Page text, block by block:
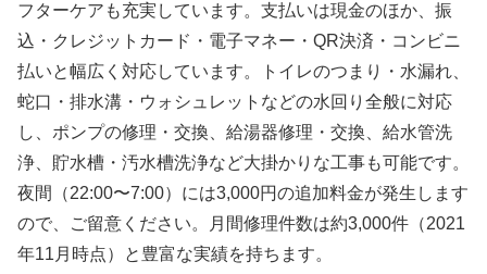
フターケアも充実しています。支払いは現金のほか、振
込・クレジットカード・電子マネー・QR決済・コンビニ
払いと幅広く対応しています。トイレのつまり・水漏れ、
蛇口・排水溝・ウォシュレットなどの水回り全般に対応
し、ポンプの修理・交換、給湯器修理・交換、給水管洗
浄、貯水槽・汚水槽洗浄など大掛かりな工事も可能です。
夜間（22:00〜7:00）には3,000円の追加料金が発生します
ので、ご留意ください。月間修理件数は約3,000件（2021
年11月時点）と豊富な実績を持ちます。